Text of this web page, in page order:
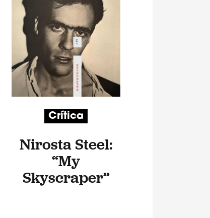
Crítica
Nirosta Steel:
“My
Skyscraper”